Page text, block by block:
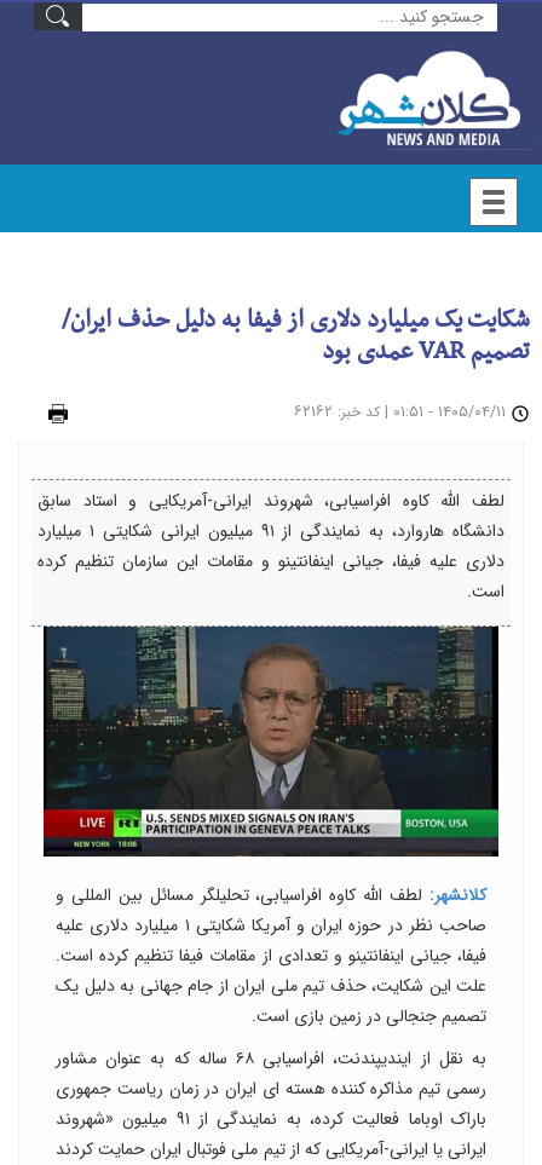
شکایت یک میلیارد دلاری از فیفا به دلیل حذف ایران/
تصمیم VAR عمدی بود
| کد خبر: ۶۲۱۶۲
لطف الله کاوه افراسیابی، شهروند ایرانی-آمریکایی و استاد سابق
دانشگاه هاروارد، به نمایندگی از ۹۱ میلیون ایرانی شکایتی ۱ میلیارد
دلاری علیه فیفا، جیانی اینفانتینو و مقامات این سازمان تنظیم کرده
است.
کلانشهر: لطف الله کاوه افراسیابی، تحلیلگر مسائل بین المللی و
صاحب نظر در حوزه ایران و آمریکا شکایتی ۱ میلیارد دلاری علیه
فیفا، جیانی اینفانتینو و تعدادی از مقامات فیفا تنظیم کرده است.
علت این شکایت، حذف تیم ملی ایران از جام جهانی به دلیل یک
تصمیم جنجالی در زمین بازی است.
به نقل از ایندیپندنت، افراسیابی ۶۸ ساله که به عنوان مشاور
رسمی تیم مذاکره کننده هسته ای ایران در زمان ریاست جمهوری
باراک اوباما فعالیت کرده، به نمایندگی از ۹۱ میلیون «شهروند
ایرانی یا ایرانی-آمریکایی که از تیم ملی فوتبال ایران حمایت کردند